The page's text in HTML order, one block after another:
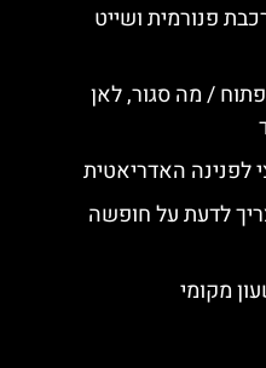
פנורמית ושייט
/ מה סגור, לאן
לפנינה האדריאטית
לדעת על חופשה
מקומי